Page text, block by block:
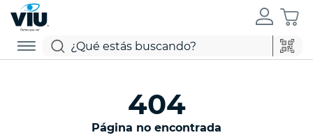
404
Página no encontrada